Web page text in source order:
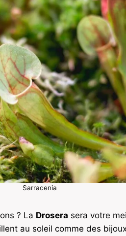
Sarracenia
? La Drosera sera votre
au soleil comme des